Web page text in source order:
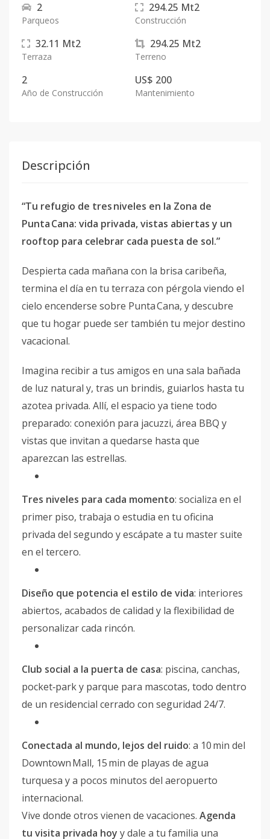
2
Parqueos
294.25 Mt2
Construcción
32.11 Mt2
Terraza
294.25 Mt2
Terreno
2
Año de Construcción
US$ 200
Mantenimiento
Descripción
“Tu refugio de tres niveles en la Zona de
Punta Cana: vida privada, vistas abiertas y un
rooftop para celebrar cada puesta de sol.”
Despierta cada mañana con la brisa caribeña,
termina el día en tu terraza con pérgola viendo el
cielo encenderse sobre Punta Cana, y descubre
que tu hogar puede ser también tu mejor destino
vacacional.
Imagina recibir a tus amigos en una sala bañada
de luz natural y, tras un brindis, guiarlos hasta tu
azotea privada. Allí, el espacio ya tiene todo
preparado: conexión para jacuzzi, área BBQ y
vistas que invitan a quedarse hasta que
aparezcan las estrellas.
Tres niveles para cada momento: socializa en el
primer piso, trabaja o estudia en tu oficina
privada del segundo y escápate a tu master suite
en el tercero.
Diseño que potencia el estilo de vida: interiores
abiertos, acabados de calidad y la flexibilidad de
personalizar cada rincón.
Club social a la puerta de casa: piscina, canchas,
pocket‑park y parque para mascotas, todo dentro
de un residencial cerrado con seguridad 24/7.
Conectada al mundo, lejos del ruido: a 10 min del
Downtown Mall, 15 min de playas de agua
turquesa y a pocos minutos del aeropuerto
internacional.
Vive donde otros vienen de vacaciones. Agenda
tu visita privada hoy y dale a tu familia una